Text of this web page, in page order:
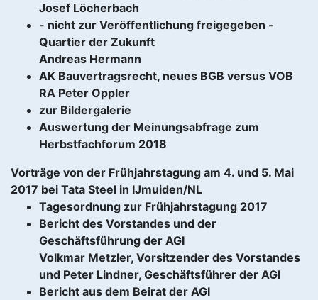
Josef Löcherbach
- nicht zur Veröffentlichung freigegeben -
Quartier der Zukunft
Andreas Hermann
AK Bauvertragsrecht, neues BGB versus VOB
RA Peter Oppler
zur Bildergalerie
Auswertung der Meinungsabfrage zum
Herbstfachforum 2018
Vorträge von der Frühjahrstagung am 4. und 5. Mai
2017 bei Tata Steel in IJmuiden/NL
Tagesordnung zur Frühjahrstagung 2017
Bericht des Vorstandes und der
Geschäftsführung der AGI
Volkmar Metzler, Vorsitzender des Vorstandes
und Peter Lindner, Geschäftsführer der AGI
Bericht aus dem Beirat der AGI